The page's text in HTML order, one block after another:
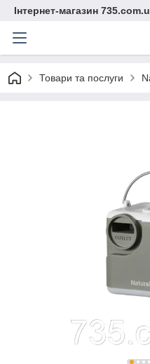
Інтернет-магазин
Товари та послуги